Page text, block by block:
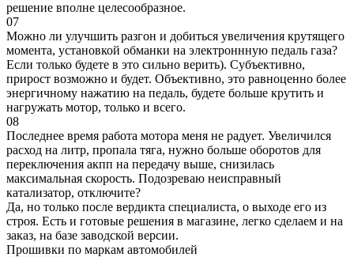
решение вполне целесообразное.
07
Можно ли улучшить разгон и добиться увеличения крутящего
момента, установкой обманки на электроннную педаль газа?
Если только будете в это сильно верить). Субъективно,
прирост возможно и будет. Объективно, это равноценно более
энергичному нажатию на педаль, будете больше крутить и
нагружать мотор, только и всего.
08
Последнее время работа мотора меня не радует. Увеличился
расход на литр, пропала тяга, нужно больше оборотов для
переключения акпп на передачу выше, снизилась
максимальная скорость. Подозреваю неисправный
катализатор, отключите?
Да, но только после вердикта специалиста, о выходе его из
строя. Есть и готовые решения в магазине, легко сделаем и на
заказ, на базе заводской версии.
Прошивки по маркам автомобилей